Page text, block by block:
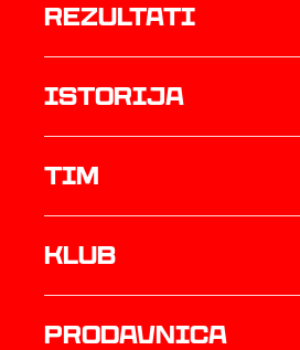
rezultati
istorija
TIM
Klub
prodavnica